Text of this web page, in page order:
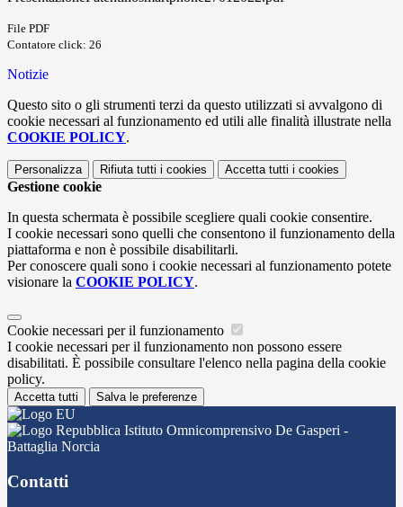
File PDF
Contatore click: 26
Notizie
Questo sito o gli strumenti terzi da questo utilizzati si avvalgono di
cookie necessari al funzionamento ed utili alle finalità illustrate nella
COOKIE POLICY.
Personalizza Rifiuta tutti i cookies Accetta tutti i cookies
Gestione cookie
In questa schermata è possibile scegliere quali cookie consentire.
I cookie necessari sono quelli che consentono il funzionamento della
piattaforma e non è possibile disabilitarli.
Per conoscere quali sono i cookie necessari al funzionamento potete
visionare la COOKIE POLICY.
Cookie necessari per il funzionamento
I cookie necessari per il funzionamento non possono essere
disabilitati. È possibile consultare l'elenco nella pagina della cookie
policy.
Accetta tutti Salva le preferenze
Istituto Omnicomprensivo De Gasperi -
Battaglia Norcia
Contatti